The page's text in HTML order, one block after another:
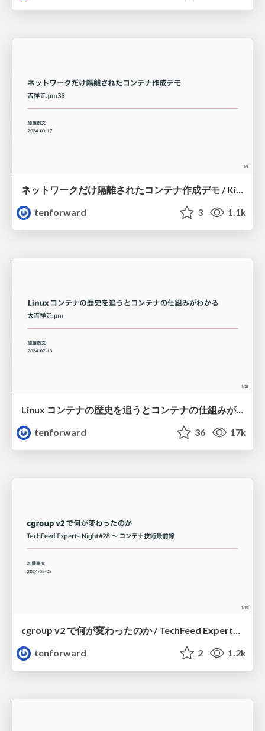
ネットワークだけ隔離されたコンテナ作成デモ / Kichijoji.pm36
tenforward
3 1.1k
Linux コンテナの歴史を追うとコンテナの仕組みがわかる / Dai Kichijoji pm
tenforward
36 17k
cgroup v2 で何が変わったのか / TechFeed Experts Night #28
tenforward
2 1.2k